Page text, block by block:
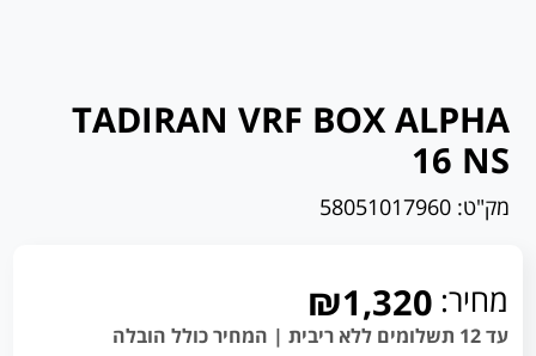
TADIRAN VRF BOX ALPHA
16 NS
מק"ט: 58051017960
מחיר: ₪1,320
עד 12 תשלומים ללא ריבית | המחיר כולל הובלה